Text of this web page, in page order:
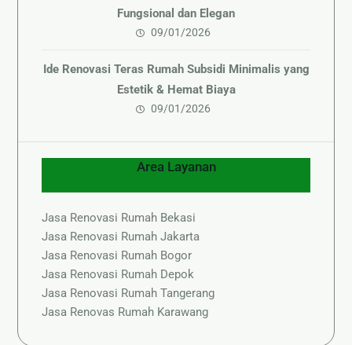
Fungsional dan Elegan
09/01/2026
Ide Renovasi Teras Rumah Subsidi Minimalis yang
Estetik & Hemat Biaya
09/01/2026
Area Layanan
Jasa Renovasi Rumah Bekasi
Jasa Renovasi Rumah Jakarta
Jasa Renovasi Rumah Bogor
Jasa Renovasi Rumah Depok
Jasa Renovasi Rumah Tangerang
Jasa Renovas Rumah Karawang